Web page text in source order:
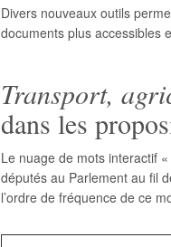
Divers nouveaux outils
documents plus accessibles
Transport,
dans les
Le nuage de mots interactif
députés au Parlement au fil
l’ordre de fréquence de ce